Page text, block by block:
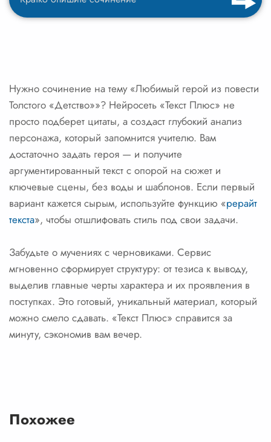
Нужно сочинение на тему «Любимый герой из повести
Толстого «Детство»»? Нейросеть «Текст Плюс» не
просто подберет цитаты, а создаст глубокий анализ
персонажа, который запомнится учителю. Вам
достаточно задать героя — и получите
аргументированный текст с опорой на сюжет и
ключевые сцены, без воды и шаблонов. Если первый
вариант кажется сырым, используйте функцию «рерайт
текста», чтобы отшлифовать стиль под свои задачи.
Забудьте о мучениях с черновиками. Сервис
мгновенно сформирует структуру: от тезиса к выводу,
выделив главные черты характера и их проявления в
поступках. Это готовый, уникальный материал, который
можно смело сдавать. «Текст Плюс» справится за
минуту, сэкономив вам вечер.
Похожее